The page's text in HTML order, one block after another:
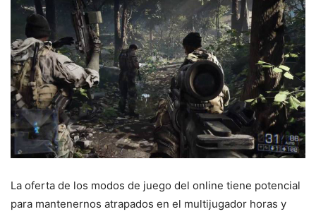
La oferta de los modos de juego del online tiene potencial
para mantenernos atrapados en el multijugador horas y